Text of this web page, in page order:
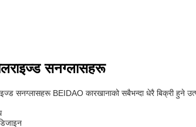
सनग्लासहरू
सनग्लासहरू BEIDAO कारखानाको सबैभन्दा धेरै बिक्री हुने